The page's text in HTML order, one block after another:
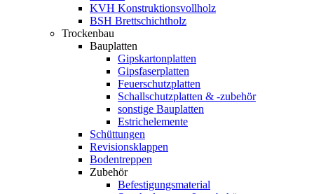
KVH Konstruktionsvollholz
BSH Brettschichtholz
Trockenbau
Bauplatten
Gipskartonplatten
Gipsfaserplatten
Feuerschutzplatten
Schallschutzplatten & -zubehör
sonstige Bauplatten
Estrichelemente
Schüttungen
Revisionsklappen
Bodentreppen
Zubehör
Befestigungsmaterial